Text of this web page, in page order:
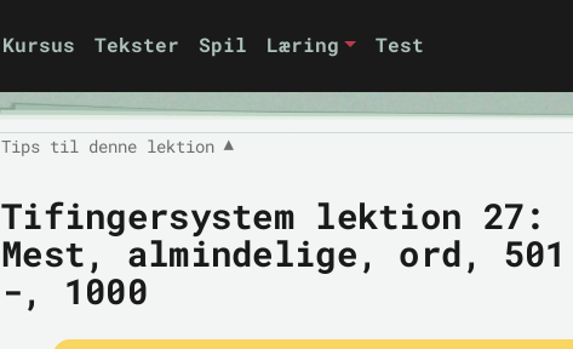
Kursus Tekster Spil Læring Test
Tips til denne lektion ▼
Tifingersystem lektion 27:
Mest, almindelige, ord,
-, 1000